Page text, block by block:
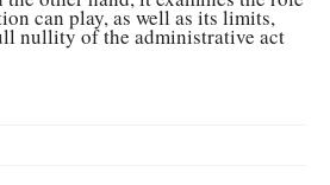
can play, as well as its limits,
nullity of the administrative act